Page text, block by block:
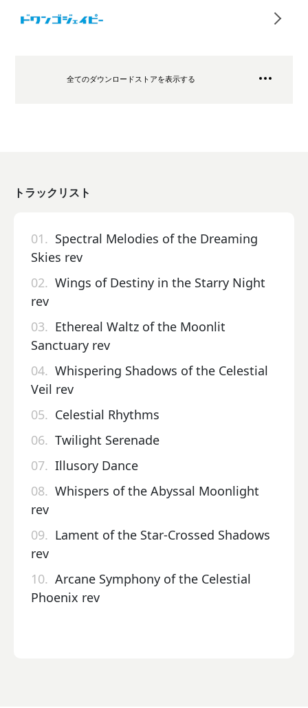
全てのダウンロードストアを表示する
トラックリスト
01. Spectral Melodies of the Dreaming
Skies rev
02. Wings of Destiny in the Starry Night
rev
03. Ethereal Waltz of the Moonlit
Sanctuary rev
04. Whispering Shadows of the Celestial
Veil rev
05. Celestial Rhythms
06. Twilight Serenade
07. Illusory Dance
08. Whispers of the Abyssal Moonlight
rev
09. Lament of the Star-Crossed Shadows
rev
10. Arcane Symphony of the Celestial
Phoenix rev